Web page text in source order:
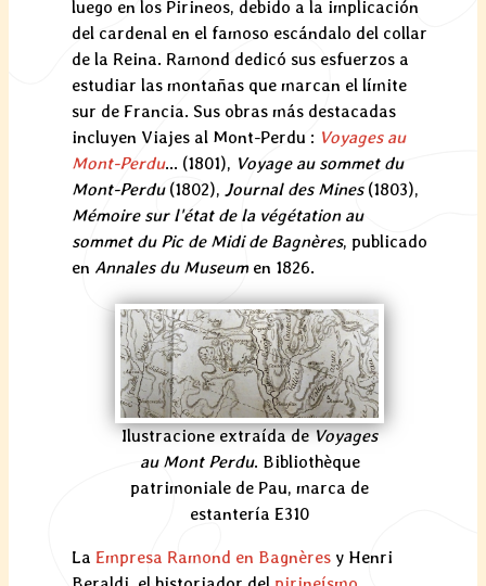
luego en los Pirineos, debido a la implicación
del cardenal en el famoso escándalo del collar
de la Reina. Ramond dedicó sus esfuerzos a
estudiar las montañas que marcan el límite
sur de Francia. Sus obras más destacadas
incluyen Viajes al Mont-Perdu : Voyages au
Mont-Perdu... (1801), Voyage au sommet du
Mont-Perdu(1802), Journal des Mines (1803),
Mémoire sur l'état de la végétation au
sommet du Pic de Midi de Bagnères, publicado
en Annales du Museumen 1826.
Ilustracione extraída deVoyages
au Mont Perdu. Bibliothèque
patrimoniale de Pau, marca de
estantería E310
La Empresa Ramond en Bagnères y Henri